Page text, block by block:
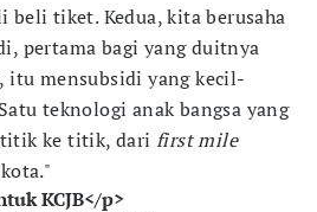
beli tiket. Kedua, kita berusaha
pertama bagi yang duitnya
itu mensubsidi yang kecil-
teknologi anak bangsa yang
ke titik, dari first mile
KCJB</p>